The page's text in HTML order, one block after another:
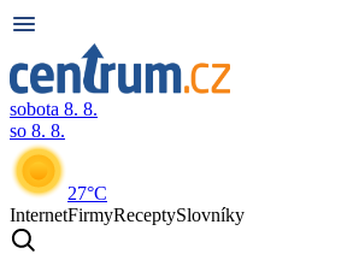
sobota 8. 8.
so 8. 8.
27°C
InternetFirmyReceptySlovníky